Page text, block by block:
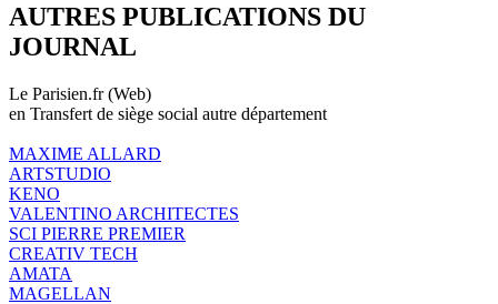
AUTRES PUBLICATIONS DU
JOURNAL
Le Parisien.fr (Web)
en Transfert de siège social autre département
MAXIME ALLARD
ARTSTUDIO
KENO
VALENTINO ARCHITECTES
SCI PIERRE PREMIER
CREATIV TECH
AMATA
MAGELLAN